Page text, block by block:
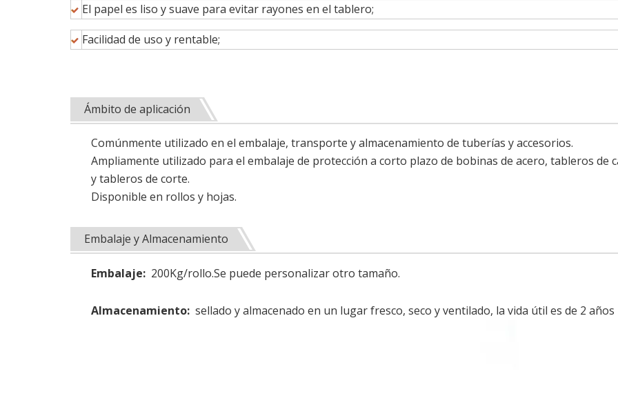
El papel es liso y suave para evitar rayones en el tablero;
Facilidad de uso y rentable;
Ámbito de aplicación
Comúnmente utilizado en el embalaje, transporte y almacenamiento de tuberías y accesorios.
Ampliamente utilizado para el embalaje de protección a corto plazo de bobinas de acero, tableros de
y tableros de corte.
Disponible en rollos y hojas.
Embalaje y Almacenamiento
Embalaje: 200Kg/rollo.Se puede personalizar otro tamaño.
Almacenamiento: sellado y almacenado en un lugar fresco, seco y ventilado, la vida útil es de 2 años